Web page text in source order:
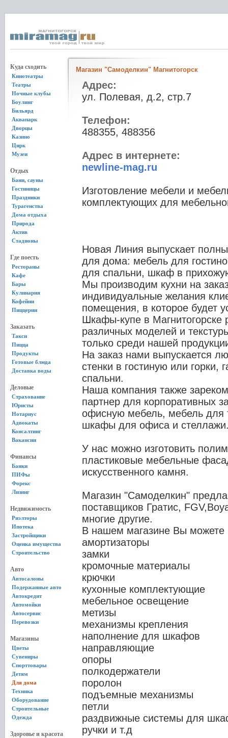
Куда сходить
Кинотеатры
Театры
Ночные клубы
Боулинг
Бильярд
Аквапарк
Дворцы
Казино
Цирк
Музеи
Отдых
Бани, сауны
Гостиницы
Праздники
Турагенства
Дома отдыха
Природа
Актив
Стадионы
Где поесть
Рестораны
Кафе
Бары
Кулинария
Кофейни
Пиццерии
Заказать
Такси
Пицца
Продукты
Готовые блюда
Доставка воды
Деловые
Страхование
Юристы
Нотариус
Адвокаты
Консалтинг
Вакансии
Финансы
Банки
ПИФы
Форекс
Лизинг
Недвижимость
Риэлторы
Ипотека
Застройщики
Оценка имущества
Строительство
Авто
Автосалоны
Подержанные авто
Автокредит
Автомойки
Автосервис
Перевозки
Магазины
Цветы
Сувениры
Спорттовары
Детям
Для дома
Техника
Оборудование
Строительные
Одежда
Здоровье и красота
Магазин "Самоделкин" Магнитогорск
Адрес:
ул. Полевая, д.2, стр.7
Телефон:
488355, 488356
Адрес в интернете:
newline-mag.ru
Изготовление мебели и
комплектующих для
Новая Линия выпускает
для дома: мебель для
для спальни, шкаф в
Мы производим кухни на
индивидуальные желания
помещения, в которое будет
Шкафы-купе в Магнитогорске
различных моделей и
только среди нашей
На заказ нами выпускается
стенки в гостиную или горки,
спальни.
Наша компания также
партнер для корпоративных
офисную мебель, мебель для
шкафы для офиса и
У нас можно изготовить
пластиковые мебельные
искусственного камня.
Магазин "Самоделкин"
поставщиков Гратис,
многие другие.
В нашем магазине Вы можете
амортизаторы
замки
кромочные материалы
крючки
кухонные комплектующие
мебельное освещение
метизы
механизмы крепления
наполнение для шкафов
направляющие
опоры
полкодержатели
поролон
подъемные механизмы
петли
раздвижные системы для
ручки и т.д